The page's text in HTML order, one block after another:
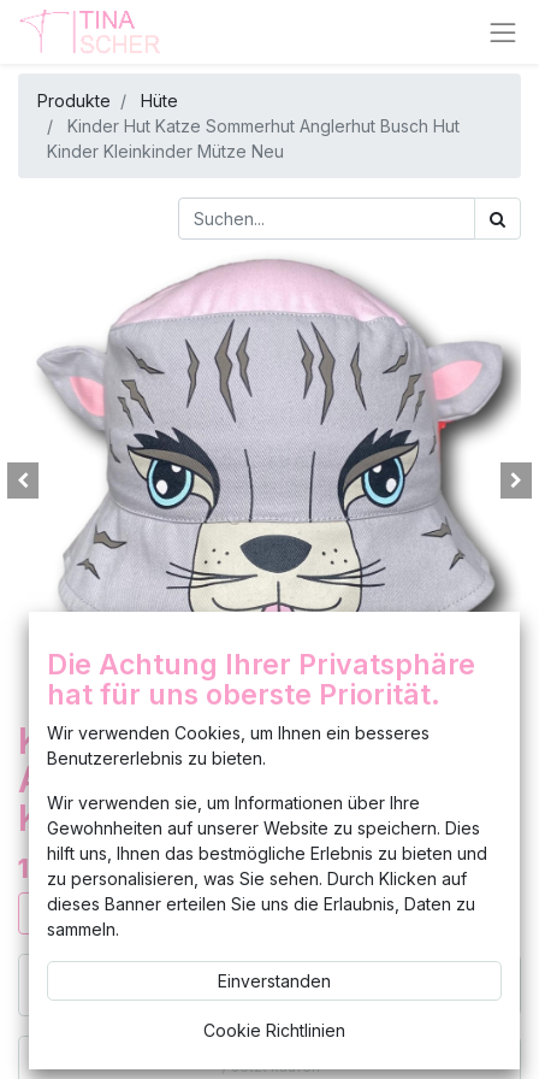
Produkte
Hüte
Kinder Hut Katze Sommerhut Anglerhut Busch Hut
Kinder Kleinkinder Mütze Neu
Kinder Hut Katze Sommerhut
Anglerhut Busch Hut Kinder
Kleinkinder Mütze Neu
13,99€
In den Warenkorb hinzufügen
Jetzt kaufen
Die Achtung Ihrer Privatsphäre
hat für uns oberste Priorität.
Wir verwenden Cookies, um Ihnen ein besseres
Benutzererlebnis zu bieten.
Wir verwenden sie, um Informationen über Ihre
Gewohnheiten auf unserer Website zu speichern. Dies
hilft uns, Ihnen das bestmögliche Erlebnis zu bieten und
zu personalisieren, was Sie sehen. Durch Klicken auf
dieses Banner erteilen Sie uns die Erlaubnis, Daten zu
sammeln.
Einverstanden
Cookie Richtlinien